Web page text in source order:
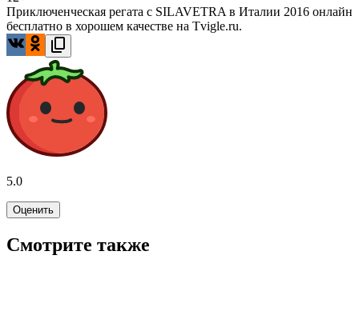
Приключенческая регата с SILAVETRA в Италии 2016 онлайн
бесплатно в хорошем качестве на Tvigle.ru.
5.0
Оценить
Смотрите также